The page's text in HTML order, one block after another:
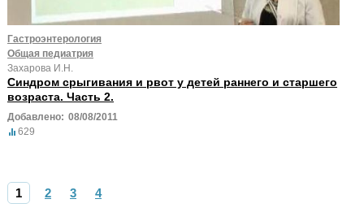
Гастроэнтерология
Общая педиатрия
Захарова И.Н.
Синдром срыгивания и рвот у детей раннего и старшего
возраста. Часть 2.
Добавлено: 08/08/2011
629
1 2 3 4